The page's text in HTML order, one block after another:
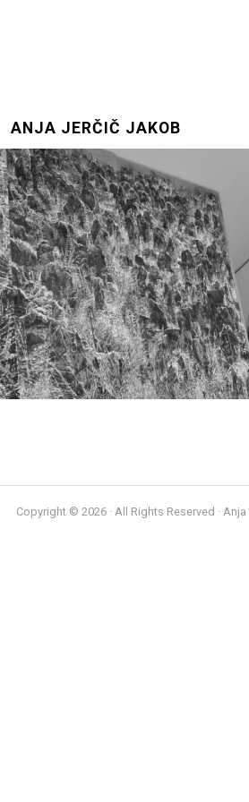
ANJA JERČIČ JAKOB
Copyright © 2026 · All Rights Reserved ·